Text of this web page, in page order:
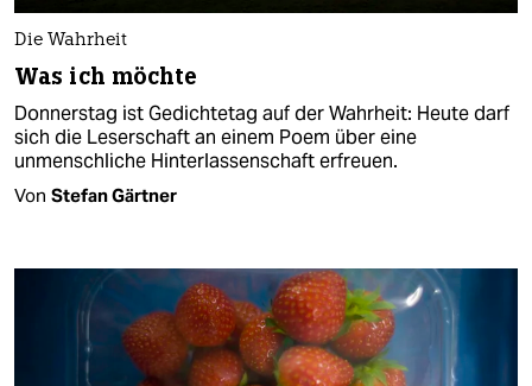
Die Wahrheit
Was ich möchte
Donnerstag ist Gedichtetag auf der Wahrheit: Heute darf
sich die Leserschaft an einem Poem über eine
unmenschliche Hinterlassenschaft erfreuen.
Von Stefan Gärtner